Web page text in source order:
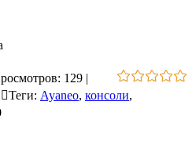
: 129 |
Теги: Ayaneo, консоли,